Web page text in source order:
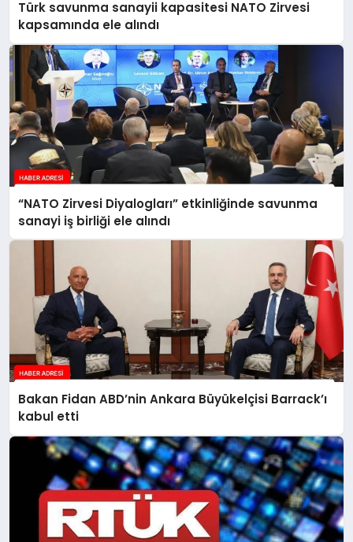
Türk savunma sanayii kapasitesi NATO Zirvesi
kapsamında ele alındı
“NATO Zirvesi Diyalogları” etkinliğinde savunma
sanayi iş birliği ele alındı
Bakan Fidan ABD’nin Ankara Büyükelçisi Barrack’ı
kabul etti